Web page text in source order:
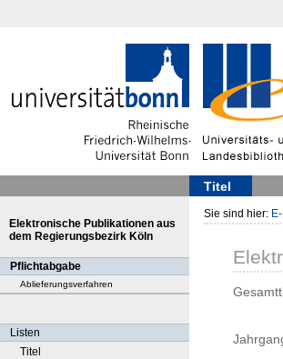
Titel
Elektronische Publikationen aus
dem Regierungsbezirk Köln
Pflichtabgabe
Ablieferungsverfahren
Listen
Titel
Sie sind hier: